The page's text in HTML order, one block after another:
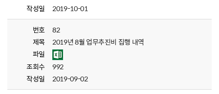
작성일
2019-10-01
번호
82
제목
2019년 8월 업무추진비 집행 내역
파일
조회수
992
작성일
2019-09-02